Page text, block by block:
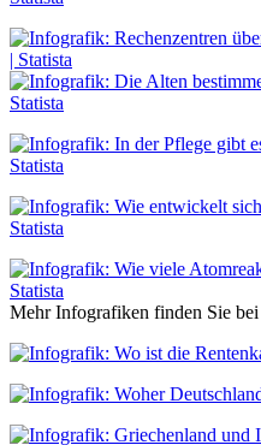
Mehr Infografiken finden Sie bei